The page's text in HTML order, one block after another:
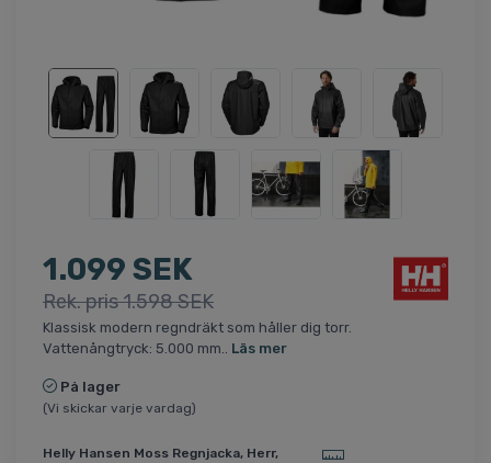
1.099 SEK
Rek. pris 1.598 SEK
Klassisk modern regndräkt som håller dig torr.
Vattenångtryck: 5.000 mm.. Läs mer
På lager
(Vi skickar varje vardag)
Helly Hansen Moss Regnjacka, Herr,